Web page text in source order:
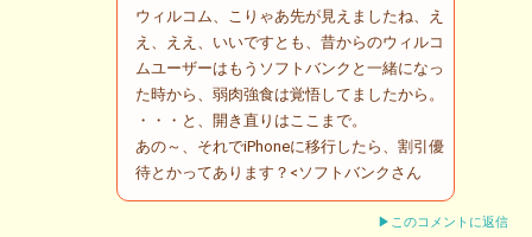
ウィルコム、こりゃあ先が見えましたね、え
え、ええ、いいですとも、昔からのウィルコ
ムユーザーはもうソフトバンクと一緒になっ
た時から、弱肉強食は覚悟してましたから。
・・・と、開き直りはここまで。
あの～、それでiPhoneに移行したら、割引優
待とかってあります？<ソフトバンクさん
▶このコメントに返信